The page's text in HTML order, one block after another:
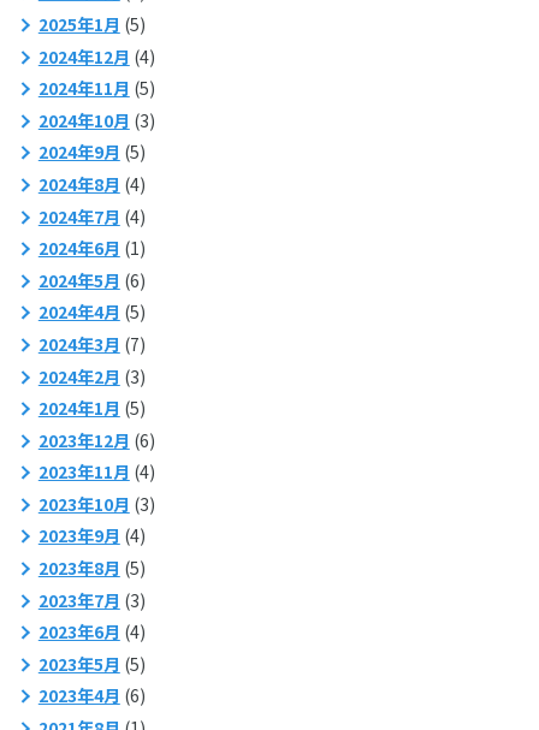
2025年1月 (5)
2024年12月 (4)
2024年11月 (5)
2024年10月 (3)
2024年9月 (5)
2024年8月 (4)
2024年7月 (4)
2024年6月 (1)
2024年5月 (6)
2024年4月 (5)
2024年3月 (7)
2024年2月 (3)
2024年1月 (5)
2023年12月 (6)
2023年11月 (4)
2023年10月 (3)
2023年9月 (4)
2023年8月 (5)
2023年7月 (3)
2023年6月 (4)
2023年5月 (5)
2023年4月 (6)